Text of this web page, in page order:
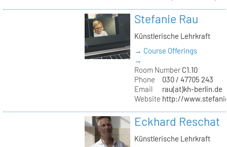
Stefanie Rau
Künstlerische Lehrkraft
→ Course Offerings
→
Room NumberC1.10
Phone
030 / 47705 243
Email
rau(at)kh-berlin.de
Website http://
Eckhard Reschat
Künstlerische Lehrkraft